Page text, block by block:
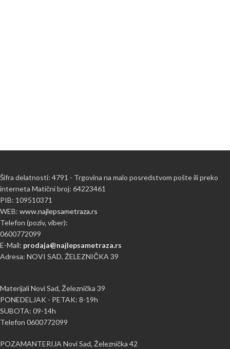
Šifra delatnosti: 4791 - Trgovina na malo posredstvom pošte ili preko
interneta Matični broj: 64223461
PIB: 109510371
WEB: www.najlepsametraza.rs
Telefon (poziv, viber):
0600772099
E-Mail: prodaja@najlepsametraza.rs
Adresa: NOVI SAD, ŽELEZNIČKA 39
Materijali Novi Sad, Železnička 39
PONEDELJAK - PETAK: 8-19h
SUBOTA: 09-14h
Telefon 0600772099
POZAMANTERIJA Novi Sad, Železnička 42